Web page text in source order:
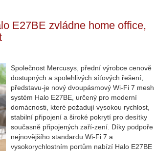
E27BE zvládne home office,
Společnost Mercusys, přední výrobce cenově
dostupných a spolehlivých síťových řešení,
představu-je nový dvoupásmový Wi-Fi 7 mesh
systém Halo E27BE, určený pro moderní
domácnosti, které požadují vysokou rychlost,
stabilní připojení a široké pokrytí pro desítky
současně připojených zaří-zení. Díky podpoře
nejnovějšího standardu Wi-Fi 7 a
vysokorychlostním portům nabízí Halo E27BE